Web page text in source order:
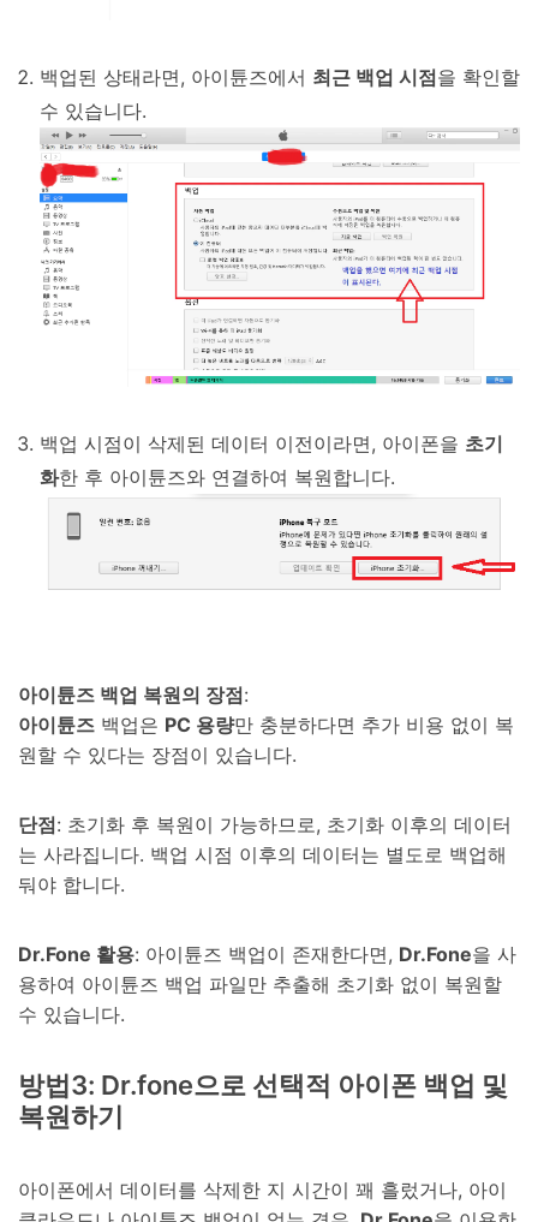
백업된 상태라면, 아이튠즈에서 최근 백업 시점을 확인할
수 있습니다.
백업 시점이 삭제된 데이터 이전이라면, 아이폰을 초기
화한 후 아이튠즈와 연결하여 복원합니다.
아이튠즈 백업 복원의 장점:
아이튠즈 백업은 PC 용량만 충분하다면 추가 비용 없이 복
원할 수 있다는 장점이 있습니다.
단점: 초기화 후 복원이 가능하므로, 초기화 이후의 데이터
는 사라집니다. 백업 시점 이후의 데이터는 별도로 백업해
둬야 합니다.
Dr.Fone 활용: 아이튠즈 백업이 존재한다면, Dr.Fone을 사
용하여 아이튠즈 백업 파일만 추출해 초기화 없이 복원할
수 있습니다.
방법3: Dr.fone으로 선택적 아이폰 백업 및
복원하기
아이폰에서 데이터를 삭제한 지 시간이 꽤 흘렀거나, 아이